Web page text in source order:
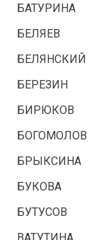
БАТУРИНА
БЕЛЯЕВ
БЕЛЯНСКИЙ
БЕРЕЗИН
БИРЮКОВ
БОГОМОЛОВ
БРЫКСИНА
БУКОВА
БУТУСОВ
ВАТУТИНА